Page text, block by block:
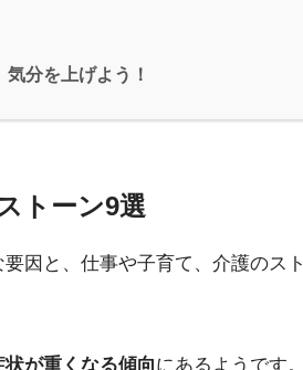
分を上げよう！
トーン9選
因と、仕事や子育て、介護のスト
が重くなる傾向にあるようです。